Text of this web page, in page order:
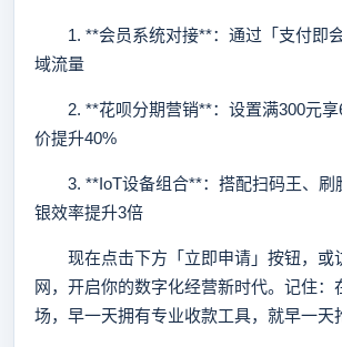
1. **会员系统对接**：通过「支付即
域流量
2. **花呗分期营销**：设置满300元享
价提升40%
3. **IoT设备组合**：搭配扫码王、刷
银效率提升3倍
现在点击下方「立即申请」按钮，或
网，开启你的数字化经营新时代。记住：
场，早一天拥有专业收款工具，就早一天